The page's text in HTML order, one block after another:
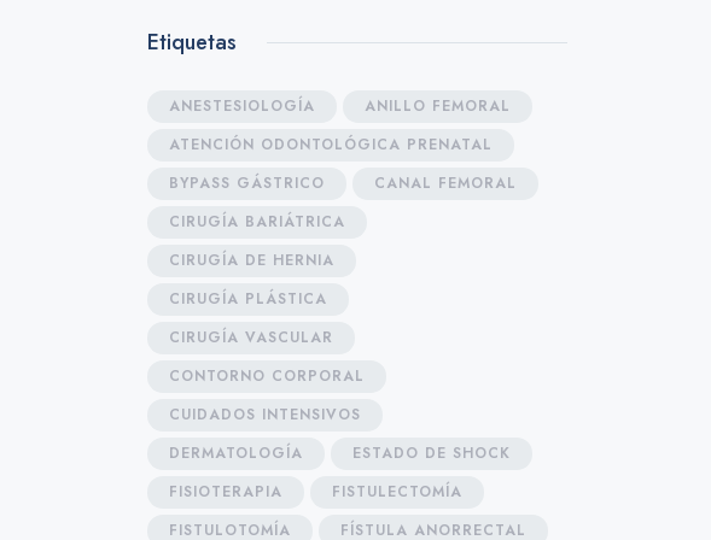
Etiquetas
ANESTESIOLOGÍA
ANILLO FEMORAL
ATENCIÓN ODONTOLÓGICA PRENATAL
BYPASS GÁSTRICO
CANAL FEMORAL
CIRUGÍA BARIÁTRICA
CIRUGÍA DE HERNIA
CIRUGÍA PLÁSTICA
CIRUGÍA VASCULAR
CONTORNO CORPORAL
CUIDADOS INTENSIVOS
DERMATOLOGÍA
ESTADO DE SHOCK
FISIOTERAPIA
FISTULECTOMÍA
FISTULOTOMÍA
FÍSTULA ANORRECTAL